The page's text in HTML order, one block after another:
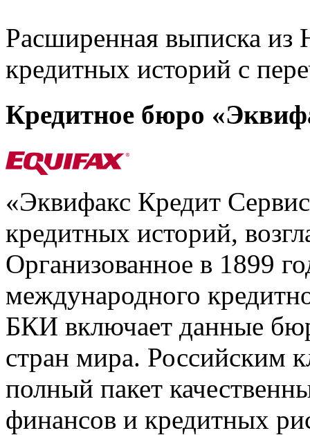
Расширенная выписка из
кредитных историй с
Кредитное бюро
«Эквифакс Кредит
кредитных историй,
Организованное в 1899
международного
БКИ включает данные
стран мира. Российским
полный пакет
финансов и кредитных